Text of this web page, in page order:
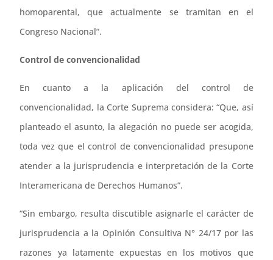
homoparental, que actualmente se tramitan en el
Congreso Nacional”.
Control de convencionalidad
En cuanto a la aplicación del control de
convencionalidad, la Corte Suprema considera: “Que, así
planteado el asunto, la alegación no puede ser acogida,
toda vez que el control de convencionalidad presupone
atender a la jurisprudencia e interpretación de la Corte
Interamericana de Derechos Humanos”.
“Sin embargo, resulta discutible asignarle el carácter de
jurisprudencia a la Opinión Consultiva N° 24/17 por las
razones ya latamente expuestas en los motivos que